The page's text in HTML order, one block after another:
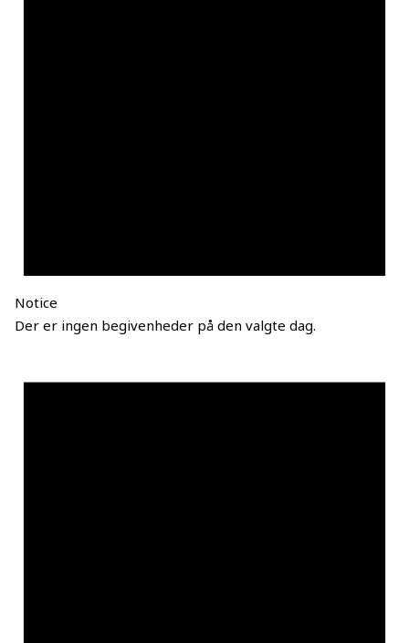
Notice
Der er ingen begivenheder på den valgte dag.